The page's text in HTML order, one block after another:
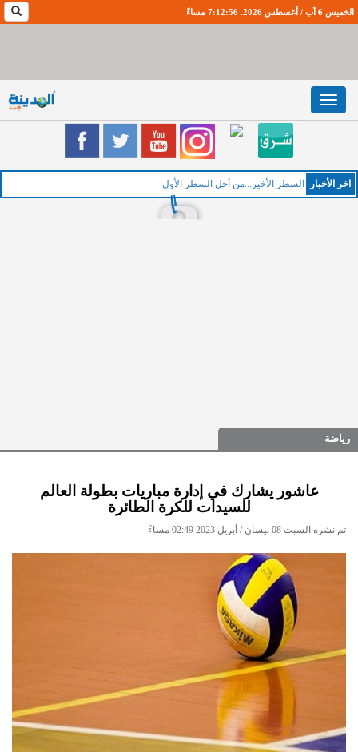
الخميس 6 آب / أغسطس 2026. 7:12:57 مساءً
Toggle
navigation
اخر اﻷخبار السطر الأخير...من أجل السطر الأول
رياضة
عاشور يشارك في إدارة مباريات بطولة العالم
للسيدات للكرة الطائرة
تم نشره السبت 08 نيسان / أبريل 2023 02:49 مساءً